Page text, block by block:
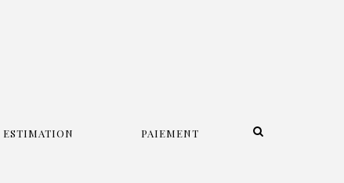
ESTIMATION PAIEMENT